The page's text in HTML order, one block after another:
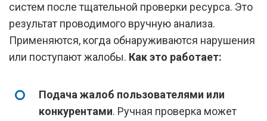
систем после тщательной проверки ресурса. Это
результат проводимого вручную анализа.
Применяются, когда обнаруживаются нарушения
или поступают жалобы. Как это работает:
Подача жалоб пользователями или
конкурентами. Ручная проверка может